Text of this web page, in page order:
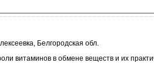
Белгородская обл.
витаминов в обмене веществ и их